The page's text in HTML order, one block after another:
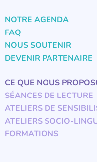
NOTRE AGENDA
FAQ
NOUS SOUTENIR
DEVENIR PARTENAIRE
CE QUE NOUS
SÉANCES DE LECTURE
ATELIERS DE
ATELIERS SOCIO-
FORMATIONS